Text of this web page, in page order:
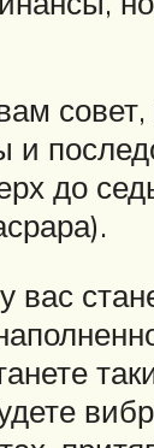
совет,
и
до
вас